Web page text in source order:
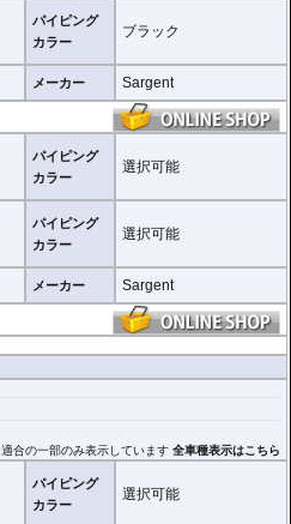
パイピング
カラー
ブラック
メーカー Sargent
パイピング
カラー
選択可能
パイピング
カラー
選択可能
メーカー Sargent
適合の一部のみ表示しています全車種表示はこちら
パイピング
カラー
選択可能